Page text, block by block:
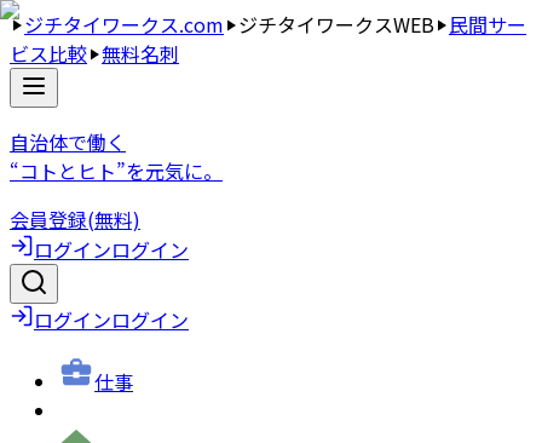
ジチタイワークス.com ジチタイワークスWEB 民間サー
ビス比較 無料名刺
自治体で働く
“コトとヒト”を元気に。
会員登録(無料)
ログインログイン
ログインログイン
仕事